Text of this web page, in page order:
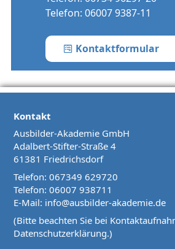
Telefon: 06007 9387-11
Kontaktformular
Kontakt
Ausbilder-Akademie GmbH
Adalbert-Stifter-Straße 4
61381 Friedrichsdorf
Telefon: 067349 629720
Telefon: 06007 938711
E-Mail: info@ausbilder-akademie.de
(Bitte beachten Sie bei
Datenschutzerklärung.)